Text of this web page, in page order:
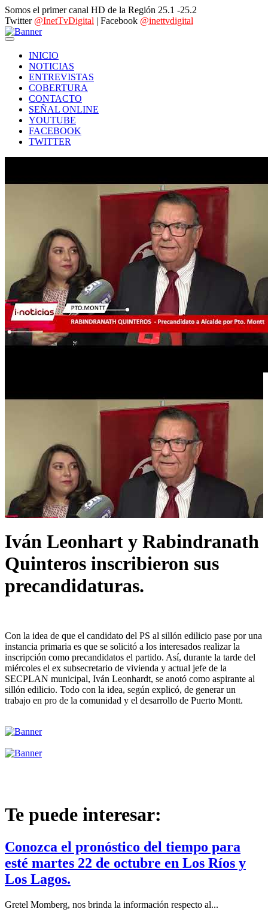
Somos el primer canal HD de la Región 25.1 -25.2
Twitter @InetTvDigital | Facebook @inettvdigital
INICIO
NOTICIAS
ENTREVISTAS
COBERTURA
CONTACTO
SEÑAL ONLINE
YOUTUBE
FACEBOOK
TWITTER
Iván Leonhart y Rabindranath
Quinteros inscribieron sus
precandidaturas.
Con la idea de que el candidato del PS al sillón edilicio pase por una
instancia primaria es que se solicitó a los interesados realizar la
inscripción como precandidatos el partido. Así, durante la tarde del
miércoles el ex subsecretario de vivienda y actual jefe de la
SECPLAN municipal, Iván Leonhardt, se anotó como aspirante al
sillón edilicio. Todo con la idea, según explicó, de generar un
trabajo en pro de la comunidad y el desarrollo de Puerto Montt.
Te puede interesar:
Conozca el pronóstico del tiempo para
esté martes 22 de octubre en Los Ríos y
Los Lagos.
Gretel Momberg, nos brinda la información respecto al...